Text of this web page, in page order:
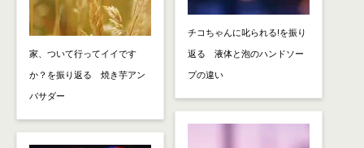
家、ついて行ってイイです
か？を振り返る 焼き芋アン
バサダー
チコちゃんに叱られる!を振り
返る 液体と泡のハンドソー
プの違い